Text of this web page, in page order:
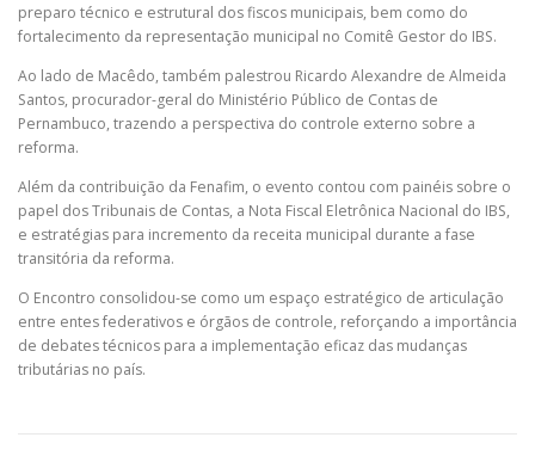
preparo técnico e estrutural dos fiscos municipais, bem como do
fortalecimento da representação municipal no Comitê Gestor do IBS.
Ao lado de Macêdo, também palestrou Ricardo Alexandre de Almeida
Santos, procurador-geral do Ministério Público de Contas de
Pernambuco, trazendo a perspectiva do controle externo sobre a
reforma.
Além da contribuição da Fenafim, o evento contou com painéis sobre o
papel dos Tribunais de Contas, a Nota Fiscal Eletrônica Nacional do IBS,
e estratégias para incremento da receita municipal durante a fase
transitória da reforma.
O Encontro consolidou-se como um espaço estratégico de articulação
entre entes federativos e órgãos de controle, reforçando a importância
de debates técnicos para a implementação eficaz das mudanças
tributárias no país.